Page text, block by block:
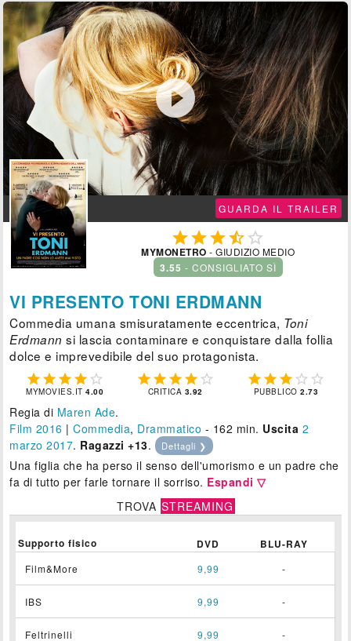

GUARDA IL TRAILER
 
MYMONETRO - GIUDIZIO MEDIO
3.55 - CONSIGLIATO SÌ
VI PRESENTO TONI ERDMANN
Commedia umana smisuratamente eccentrica, Toni
Erdmann si lascia contaminare e conquistare dalla follia
dolce e imprevedibile del suo protagonista.
    
MYMOVIES.IT4.00
    
CRITICA 3.92
    
PUBBLICO2.73
Regia di Maren Ade.
Film 2016 |Commedia, Drammatico - 162 min. Uscita 2
marzo 2017. Ragazzi +13. Dettagli ❯
Una figlia che ha perso il senso dell'umorismo e un padre che
fa di tutto per farle tornare il sorriso. Espandi ▽
TROVA STREAMING
Supporto fisico DVD BLU-RAY
Film&More 9,99 -
IBS 9,99 -
Feltrinelli 9,99 -